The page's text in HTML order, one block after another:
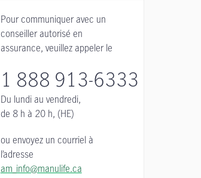
Pour communiquer avec un
conseiller autorisé en
assurance, veuillez appeler le
1 888 913-6333
Du lundi au vendredi,
de 8 h à 20 h, (HE)
ou envoyez un courriel à
l’adresse
am_info@manulife.ca